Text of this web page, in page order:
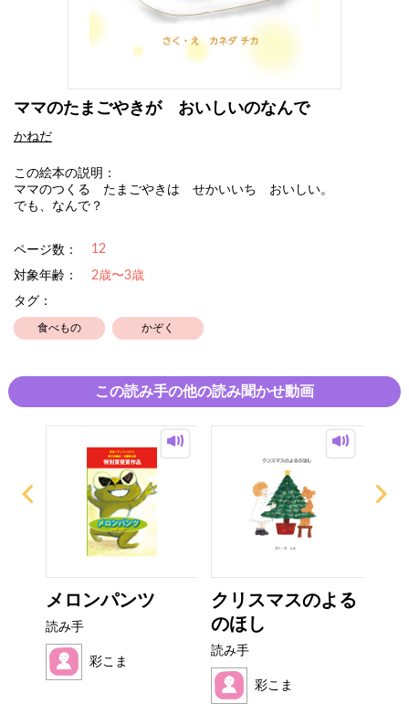
ママのたまごやきが おいしいのなんで
かねだ
この絵本の説明：
ママのつくる たまごやきは せかいいち おいしい。
でも、なんで？
ページ数： 12
対象年齢：
2歳〜3歳
タグ：
食べもの かぞく
この読み手の他の読み聞かせ動画
メロンパンツ
読み手
彩こま
クリスマスのよる
のほし
読み手
彩こま